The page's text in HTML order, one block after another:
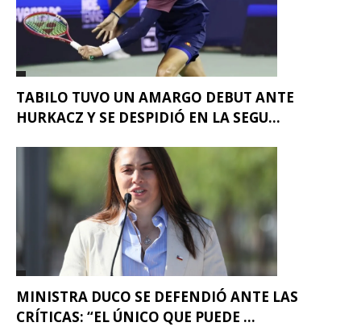
TABILO TUVO UN AMARGO DEBUT ANTE
HURKACZ Y SE DESPIDIÓ EN LA SEGU...
MINISTRA DUCO SE DEFENDIÓ ANTE LAS
CRÍTICAS: “EL ÚNICO QUE PUEDE ...